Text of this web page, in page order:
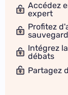
Accédez
expert
Profitez
Intégrez
débats
Partagez